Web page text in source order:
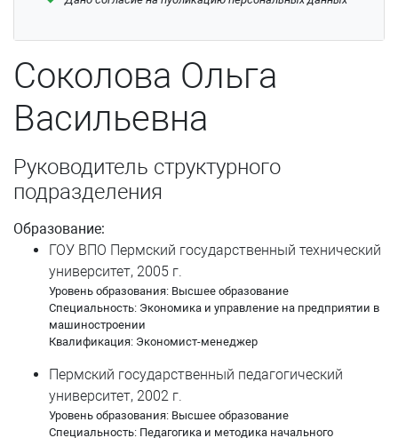
Подвинцев Сергей Сергеевич
Поденьщиков Никита Дмитриевич
Пономарева Ольга Анатольевна
Поспелова Ирина Анатольевна
Потапов Юрий Александрович
Приказчиков Игорь Владимирович
Приказчикова Ольга Сергеевна
Рандина Анна Александровна
Самсонова Надежда Сергеевна
Соколова Ольга
Васильевна
Руководитель структурного
подразделения
Образование:
ГОУ ВПО Пермский государственный технический
университет, 2005 г.
Уровень образования: Высшее образование
Специальность: Экономика и управление на предприятии в
машиностроении
Квалификация: Экономист-менеджер
Пермский государственный педагогический
университет, 2002 г.
Уровень образования: Высшее образование
Специальность: Педагогика и методика начального